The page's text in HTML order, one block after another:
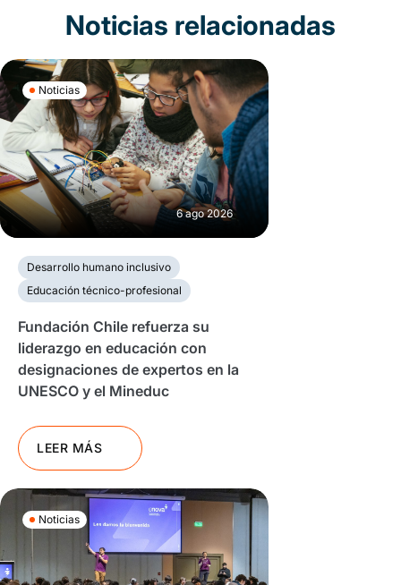
Noticias relacionadas
Noticias
6 ago 2026
Desarrollo humano inclusivo
Educación técnico-profesional
Fundación Chile refuerza su
liderazgo en educación con
designaciones de expertos en la
UNESCO y el Mineduc
LEER MÁS
Noticias